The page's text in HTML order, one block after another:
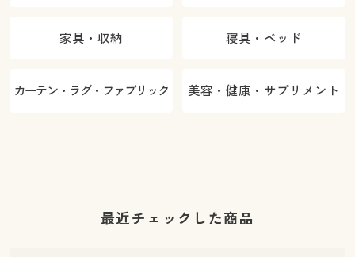
家具・収納 寝具・ベッド
カーテン・ラグ・ファブリック 美容・健康・サプリメント
最近チェックした商品